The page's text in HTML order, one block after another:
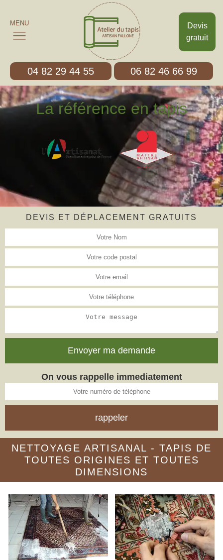
Devis
gratuit
MENU
04 82 29 44 55 06 82 46 66 99
La référence en tapis
DEVIS ET DÉPLACEMENT GRATUITS
On vous rappelle immediatement
NETTOYAGE ARTISANAL - TAPIS DE
TOUTES ORIGINES ET TOUTES
DIMENSIONS